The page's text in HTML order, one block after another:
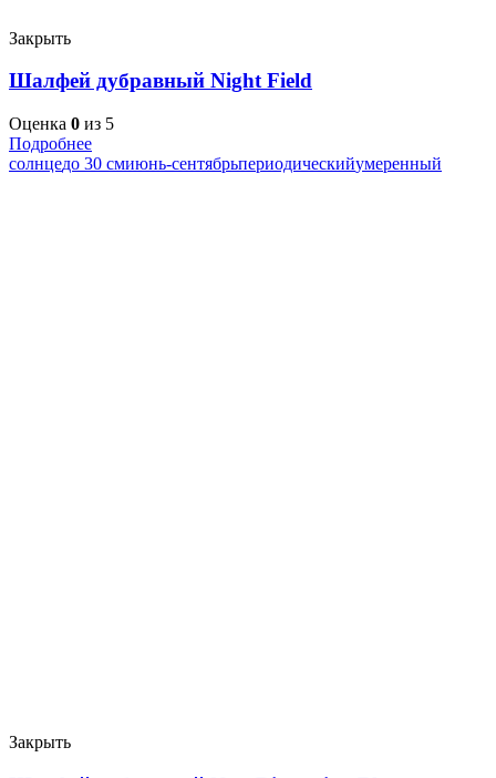
Закрыть
Шалфей дубравный Night Field
Оценка 0 из 5
Подробнее
солнцедо 30 смиюнь-сентябрьпериодическийумеренный
Закрыть